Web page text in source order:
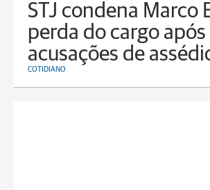
STJ condena Marco
perda do cargo após
acusações de
COTIDIANO